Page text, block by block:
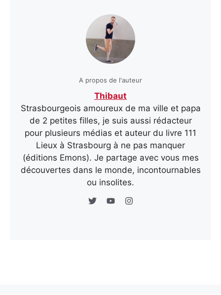
A propos de l'auteur
Thibaut
Strasbourgeois amoureux de ma ville et papa
de 2 petites filles, je suis aussi rédacteur
pour plusieurs médias et auteur du livre 111
Lieux à Strasbourg à ne pas manquer
(éditions Emons). Je partage avec vous mes
découvertes dans le monde, incontournables
ou insolites.